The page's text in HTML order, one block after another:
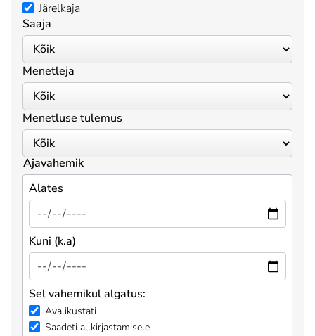
Järelkaja
Saaja
Menetleja
Menetluse tulemus
Ajavahemik
Alates
Kuni (k.a)
Sel vahemikul algatus:
Avalikustati
Saadeti allkirjastamisele